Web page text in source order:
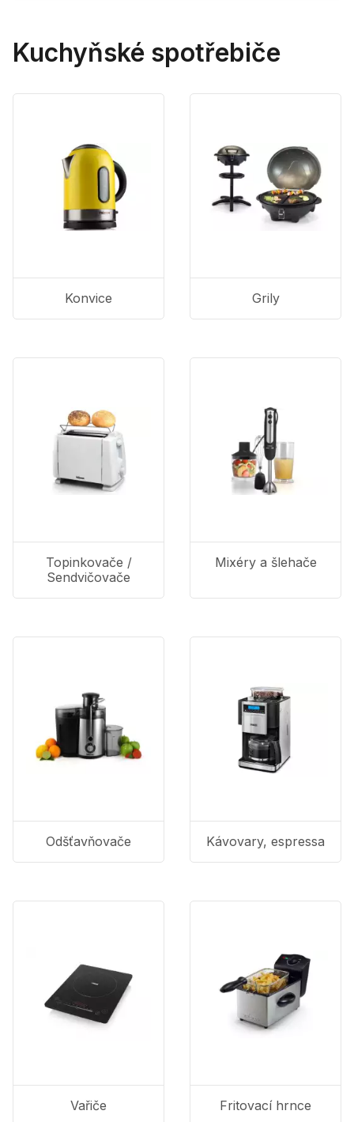
Kuchyňské spotřebiče
Konvice Grily
Topinkovače /
Sendvičovače
Mixéry a šlehače
Odšťavňovače Kávovary, espressa
Vařiče Fritovací hrnce